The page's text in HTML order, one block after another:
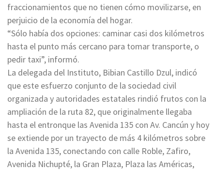
fraccionamientos que no tienen cómo movilizarse, en
perjuicio de la economía del hogar.
“Sólo había dos opciones: caminar casi dos kilómetros
hasta el punto más cercano para tomar transporte, o
pedir taxi”, informó.
La delegada del Instituto, Bibian Castillo Dzul, indicó
que este esfuerzo conjunto de la sociedad civil
organizada y autoridades estatales rindió frutos con la
ampliación de la ruta 82, que originalmente llegaba
hasta el entronque las Avenida 135 con Av. Cancún y hoy
se extiende por un trayecto de más 4 kilómetros sobre
la Avenida 135, conectando con calle Roble, Zafiro,
Avenida Nichupté, la Gran Plaza, Plaza las Américas,